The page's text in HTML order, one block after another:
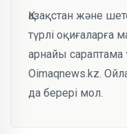
Қазақстан және
түрлі оқиғаларға
арнайы
Oimaqnews.kz.
да берері мол.